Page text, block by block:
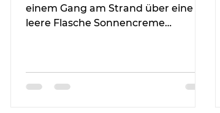
einem Gang am Strand über eine
leere Flasche Sonnencreme